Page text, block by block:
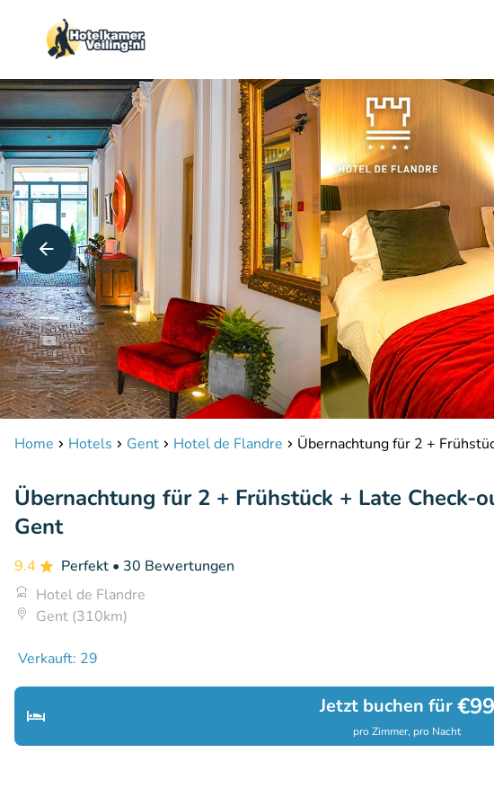
Home Hotels Gent Hotel de Flandre Übernachtung für 2 +
Übernachtung für 2 + Frühstück + Late
Gent
9.4 Perfekt • 30 Bewertungen
Hotel de Flandre
Gent (310km)
Verkauft: 29
Jetzt buchen für€99
pro Zimmer, pro Nacht